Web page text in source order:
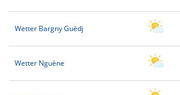
Wetter Bargny Guèdj
Wetter Nguène